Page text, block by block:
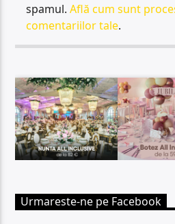
spamul.Află cum sunt
comentariilor tale.
Urmareste-ne pe Facebook